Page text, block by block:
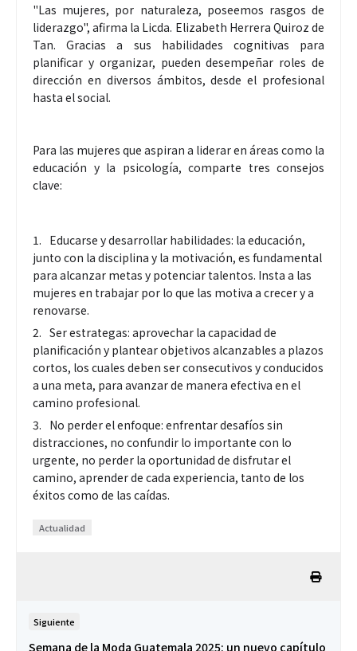
"Las mujeres, por naturaleza, poseemos rasgos de
liderazgo", afirma la Licda. Elizabeth Herrera Quiroz de
Tan. Gracias a sus habilidades cognitivas para
planificar y organizar, pueden desempeñar roles de
dirección en diversos ámbitos, desde el profesional
hasta el social.
Para las mujeres que aspiran a liderar en áreas como la
educación y la psicología, comparte tres consejos
clave:
Educarse y desarrollar habilidades: la educación,
junto con la disciplina y la motivación, es fundamental
para alcanzar metas y potenciar talentos. Insta a las
mujeres en trabajar por lo que las motiva a crecer y a
renovarse.
Ser estrategas: aprovechar la capacidad de
planificación y plantear objetivos alcanzables a plazos
cortos, los cuales deben ser consecutivos y conducidos
a una meta, para avanzar de manera efectiva en el
camino profesional.
No perder el enfoque: enfrentar desafíos sin
distracciones, no confundir lo importante con lo
urgente, no perder la oportunidad de disfrutar el
camino, aprender de cada experiencia, tanto de los
éxitos como de las caídas.
Actualidad
Siguiente
Semana de la Moda Guatemala 2025: un nuevo capítulo